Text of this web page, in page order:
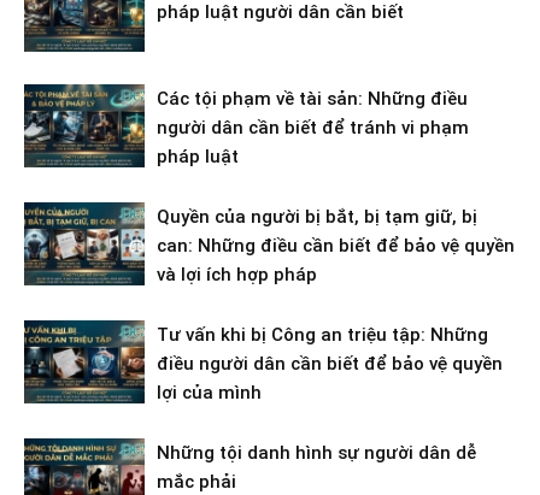
pháp luật người dân cần biết
Các tội phạm về tài sản: Những điều
người dân cần biết để tránh vi phạm
pháp luật
Quyền của người bị bắt, bị tạm giữ, bị
can: Những điều cần biết để bảo vệ quyền
và lợi ích hợp pháp
Tư vấn khi bị Công an triệu tập: Những
điều người dân cần biết để bảo vệ quyền
lợi của mình
Những tội danh hình sự người dân dễ
mắc phải